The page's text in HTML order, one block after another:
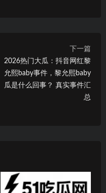
下一篇
2026热门大瓜：抖音网红黎
允熙baby事件，黎允熙baby
瓜是什么回事？ 真实事件汇
总